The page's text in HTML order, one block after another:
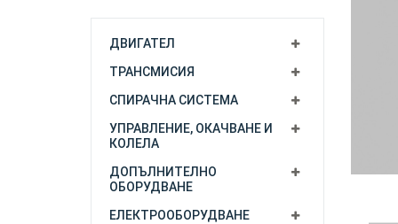
ДВИГАТЕЛ
ТРАНСМИСИЯ
СПИРАЧНА СИСТЕМА
УПРАВЛЕНИЕ, ОКАЧВАНЕ И
КОЛЕЛА
ДОПЪЛНИТЕЛНО
ОБОРУДВАНЕ
ЕЛЕКТРООБОРУДВАНЕ